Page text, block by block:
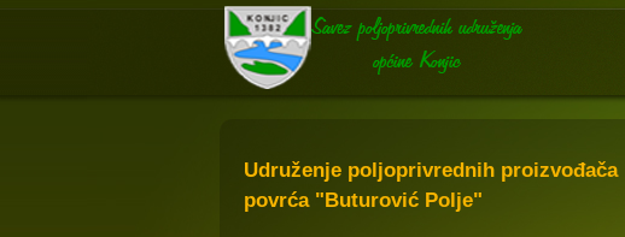
Udruženje poljoprivrednih proizvođača
povrća "Buturović Polje"